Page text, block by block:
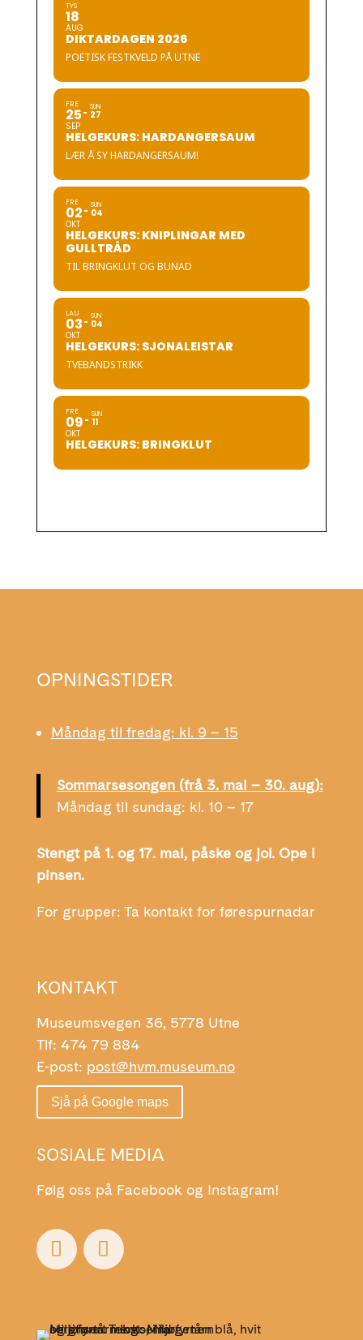
TYS
18
AUG
DIKTARDAGEN 2026
POETISK FESTKVELD PÅ UTNE
FRE
25
SEP
SUN
27
HELGEKURS: HARDANGERSAUM
LÆR Å SY HARDANGERSAUM!
FRE
02
OKT
SUN
04
HELGEKURS: KNIPLINGAR MED
GULLTRÅD
TIL BRINGKLUT OG BUNAD
LAU
03
OKT
SUN
04
HELGEKURS: SJONALEISTAR
TVEBANDSTRIKK
FRE
09
OKT
SUN
11
HELGEKURS: BRINGKLUT
OPNINGSTIDER
Måndag til fredag: kl. 9 – 15
Sommarsesongen (frå 3. mai – 30. aug):
Måndag til sundag: kl. 10 – 17
Stengt på 1. og 17. mai, påske og jol. Ope i
pinsen.
For grupper: Ta kontakt for førespurnadar
KONTAKT
Museumsvegen 36, 5778 Utne
Tlf: 474 79 884
E-post: post@hvm.museum.no
Sjå på Google maps
SOSIALE MEDIA
Følg oss på Facebook og Instagram!